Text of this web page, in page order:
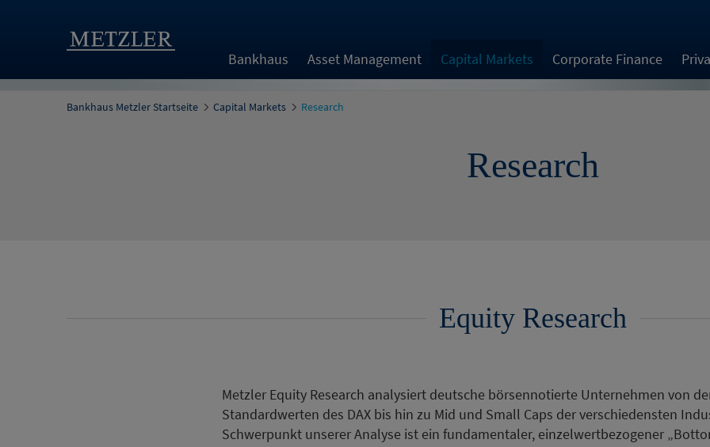
Bankhaus Asset Management Capital Markets Corporate Finance
Bankhaus Metzler Startseite Capital Markets Research
Research
Equity Research
Metzler Equity Research analysiert deutsche börsennotierte Unternehmen von
Standardwerten des DAX bis hin zu Mid und Small Caps der verschiedensten
Schwerpunkt unserer Analyse ist ein fundamentaler, einzelwertbezogener